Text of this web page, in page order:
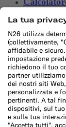
Altro
Conto